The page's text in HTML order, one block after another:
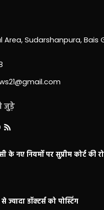
Area, Sudarshanpura,
जुड़े
के नए नियमों पर सुप्रीम कोर्ट की
ज्यादा डॉक्टर्स को पोस्टिंग